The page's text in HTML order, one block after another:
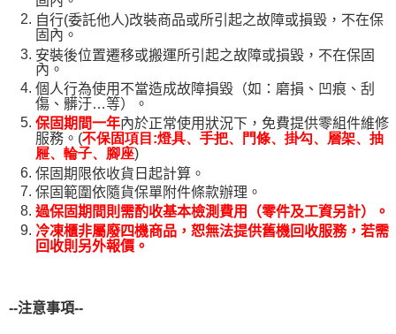
自行(委託他人)改裝商品或所引起之故障或損毀，不在保
固內。
安裝後位置遷移或搬運所引起之故障或損毀，不在保固
內。
個人行為使用不當造成故障損毀（如：磨損、凹痕、刮
傷、髒汙…等）。
保固期間一年內於正常使用狀況下，免費提供零組件維修
服務。(不保固項目:燈具、手把、門條、掛勾、層架、抽
屜、輪子、腳座)
保固期限依收貨日起計算。
保固範圍依隨貨保單附件條款辦理。
過保固期間則需酌收基本檢測費用（零件及工資另計）。
冷凍櫃非屬廢四機商品，恕無法提供舊機回收服務，若需
回收則另外報價。
--注意事項--